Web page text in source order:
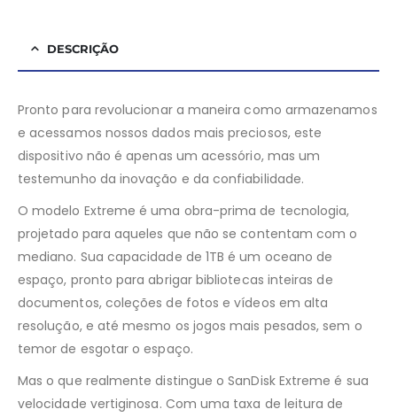
DESCRIÇÃO
Pronto para revolucionar a maneira como armazenamos
e acessamos nossos dados mais preciosos, este
dispositivo não é apenas um acessório, mas um
testemunho da inovação e da confiabilidade.
O modelo Extreme é uma obra-prima de tecnologia,
projetado para aqueles que não se contentam com o
mediano. Sua capacidade de 1TB é um oceano de
espaço, pronto para abrigar bibliotecas inteiras de
documentos, coleções de fotos e vídeos em alta
resolução, e até mesmo os jogos mais pesados, sem o
temor de esgotar o espaço.
Mas o que realmente distingue o SanDisk Extreme é sua
velocidade vertiginosa. Com uma taxa de leitura de